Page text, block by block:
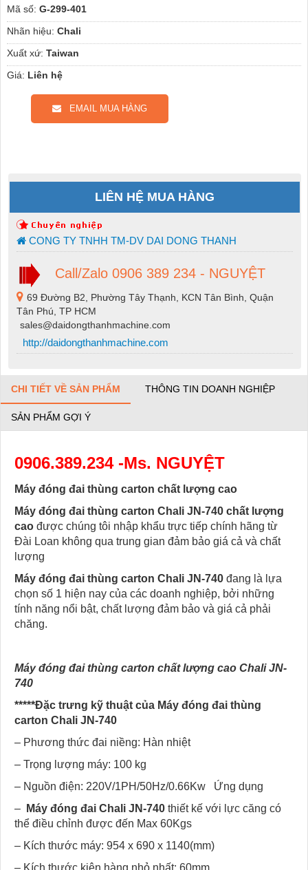
Mã số: G-299-401
Nhãn hiệu: Chali
Xuất xứ: Taiwan
Giá: Liên hệ
EMAIL MUA HÀNG
LIÊN HỆ MUA HÀNG
CONG TY TNHH TM-DV DAI DONG THANH
Call/Zalo 0906 389 234 - NGUYỆT
69 Đường B2, Phường Tây Thạnh, KCN Tân Bình, Quận
Tân Phú, TP HCM
sales@daidongthanhmachine.com
http://daidongthanhmachine.com
CHI TIẾT VỀ SẢN PHẨM THÔNG TIN DOANH NGHIỆP
SẢN PHẨM GỢI Ý
0906.389.234 -Ms. NGUYỆT
Máy đóng đai thùng carton chất lượng cao
Máy đóng đai thùng carton Chali JN-740 chất lượng
cao được chúng tôi nhập khẩu trực tiếp chính hãng từ
Đài Loan không qua trung gian đảm bảo giá cả và chất
lượng
Máy đóng đai thùng carton Chali JN-740 đang là lựa
chọn số 1 hiện nay của các doanh nghiệp, bởi những
tính năng nổi bật, chất lượng đảm bảo và giá cả phải
chăng.
Máy đóng đai thùng carton chất lượng cao Chali JN-
740
*****Đặc trưng kỹ thuật của Máy đóng đai thùng
carton Chali JN-740
– Phương thức đai niềng: Hàn nhiệt
– Trọng lượng máy: 100 kg
– Nguồn điện: 220V/1PH/50Hz/0.66Kw Ứng dụng
–
Máy đóng đai Chali JN-740 thiết kế với lực căng có
thể điều chỉnh được đến Max 60Kgs
– Kích thước máy: 954 x 690 x 1140(mm)
– Kích thước kiện hàng nhỏ nhất: 60mm